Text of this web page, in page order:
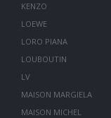
KENZO
LOEWE
LORO PIANA
LOUBOUTIN
LV
MAISON MARGIELA
MAISON MICHEL